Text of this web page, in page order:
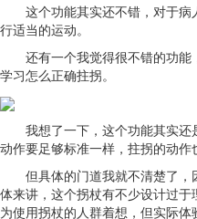
这个功能其实还不错，对于病
行适当的运动。
还有一个我觉得很不错的功能
学习怎么正确拄拐。
我想了一下，这个功能其实还
动作要足够标准一样，拄拐的动作
但具体的门道我就不清楚了，
体来讲，这个拐杖有不少设计过
为使用拐杖的人群着想，但实际体